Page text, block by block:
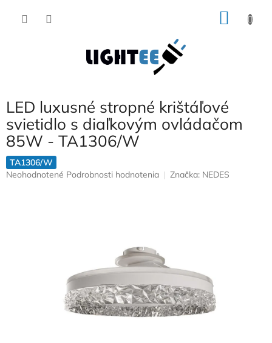
LED luxusné stropné krištáľové
svietidlo s diaľkovým ovládačom
85W - TA1306/W
TA1306/W
Priemerné
Neohodnotené Podrobnosti hodnotenia Značka: NEDES